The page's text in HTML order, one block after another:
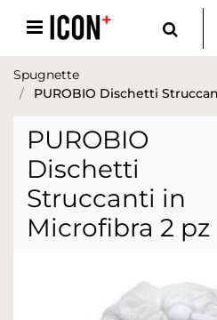
Open menu
Spugnette
PUROBIO Dischetti
PUROBIO
Dischetti
Struccanti in
Microfibra 2 pz